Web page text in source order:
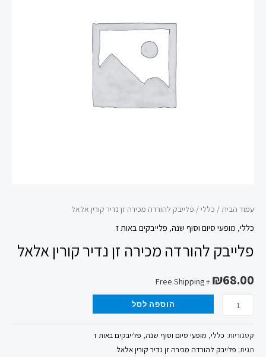
עמוד הבית/ כללי/ פלייבק להורדה מכירה זן נדיר קורין אלאל
כללי, מופעי סיום וסוף שנה, פלייבקים באות ז
פלייבק להורדה מכירה זן נדיר קורין אלאל
₪68.00
+ Free Shipping
הוספה לסל
קטגוריות: כללי, מופעי סיום וסוף שנה, פלייבקים באות ז
תגית: פלייבק להורדה מכירה זן נדיר קורין אלאל